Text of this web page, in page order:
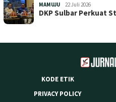
MAMUJU 22 Juli 2026
DKP Sulbar Perkuat
KODE ETIK
PRIVACY POLICY